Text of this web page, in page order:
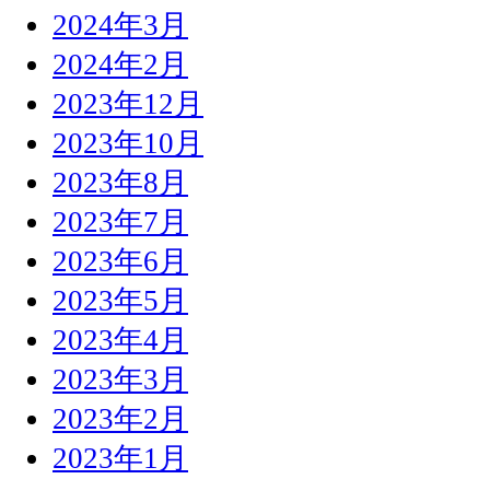
2024年3月
2024年2月
2023年12月
2023年10月
2023年8月
2023年7月
2023年6月
2023年5月
2023年4月
2023年3月
2023年2月
2023年1月